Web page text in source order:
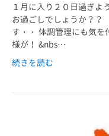
１月に入り２０日過ぎよ
お過ごしでしょうか？？
す・・ 体調管理にも気
様が！ &nbs…
続きを読む